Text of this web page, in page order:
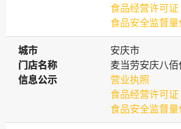
食品经营许可证
食品安全监督量
城市
城市
安庆市
门店名称
门店名称
麦当劳安庆八
信息公示
信息公示
营业执照
食品经营许可证
食品安全监督量